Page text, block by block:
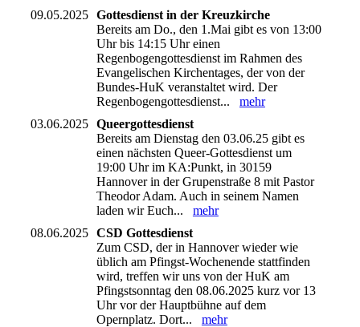
09.05.2025 Gottesdienst in der Kreuzkirche
Bereits am Do., den 1.Mai gibt es von 13:00
Uhr bis 14:15 Uhr einen
Regenbogengottesdienst im Rahmen des
Evangelischen Kirchentages, der von der
Bundes-HuK veranstaltet wird. Der
Regenbogengottesdienst... mehr
03.06.2025 Queergottesdienst
Bereits am Dienstag den 03.06.25 gibt es
einen nächsten Queer-Gottesdienst um
19:00 Uhr im KA:Punkt, in 30159
Hannover in der Grupenstraße 8 mit Pastor
Theodor Adam. Auch in seinem Namen
laden wir Euch... mehr
08.06.2025 CSD Gottesdienst
Zum CSD, der in Hannover wieder wie
üblich am Pfingst-Wochenende stattfinden
wird, treffen wir uns von der HuK am
Pfingstsonntag den 08.06.2025 kurz vor 13
Uhr vor der Hauptbühne auf dem
Opernplatz. Dort... mehr